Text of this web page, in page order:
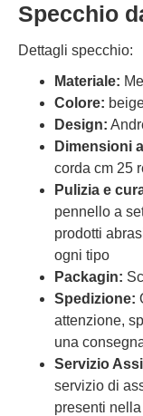
Specchio
Dettagli specchio:
Materiale:
Colore:
Design:
Dimensioni
corda cm 25
Pulizia e
pennello a
prodotti
ogni tipo
Packagin:
Spedizione:
attenzione,
una
Servizio
servizio di
presenti